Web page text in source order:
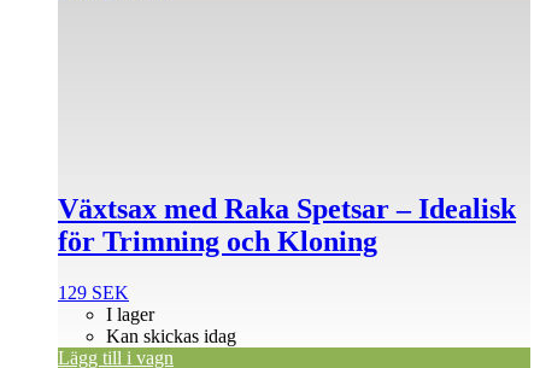
Växtsax med Raka Spetsar – Idealisk
för Trimning och Kloning
129 SEK
I lager
Kan skickas idag
Lägg till i vagn